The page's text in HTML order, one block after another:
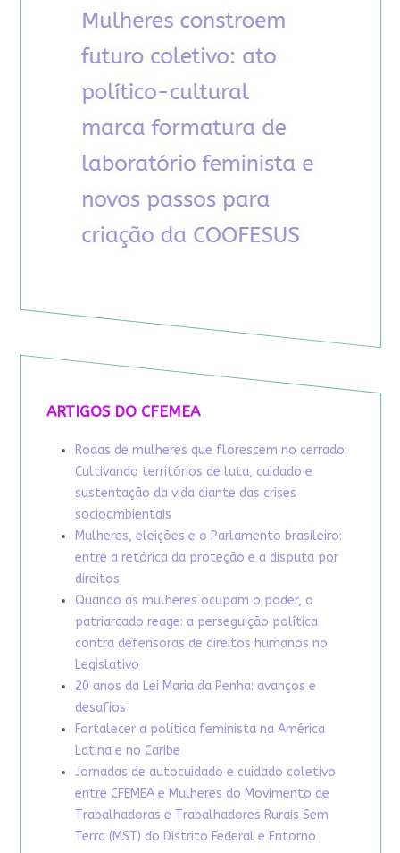
ARTIGOS DO CFEMEA
Rodas de mulheres que florescem no cerrado:
Cultivando territórios de luta, cuidado e
sustentação da vida diante das crises
socioambientais
Mulheres, eleições e o Parlamento brasileiro:
entre a retórica da proteção e a disputa por
direitos
Quando as mulheres ocupam o poder, o
patriarcado reage: a perseguição política
contra defensoras de direitos humanos no
Legislativo
20 anos da Lei Maria da Penha: avanços e
desafios
Fortalecer a política feminista na América
Latina e no Caribe
Jornadas de autocuidado e cuidado coletivo
entre CFEMEA e Mulheres do Movimento de
Trabalhadoras e Trabalhadores Rurais Sem
Terra (MST) do Distrito Federal e Entorno